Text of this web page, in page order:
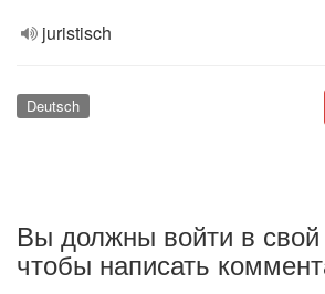
juristisch
Deutsch
Вы должны войти в свой
чтобы написать